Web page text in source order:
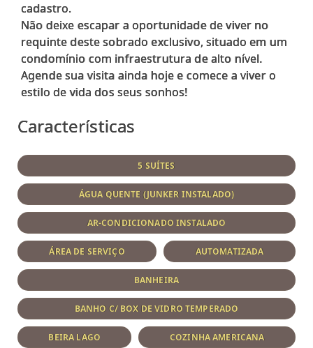
cadastro.
Não deixe escapar a oportunidade de viver no
requinte deste sobrado exclusivo, situado em um
condomínio com infraestrutura de alto nível.
Agende sua visita ainda hoje e comece a viver o
Características
5 SUÍTES
ÁGUA QUENTE (JUNKER INSTALADO)
AR-CONDICIONADO INSTALADO
ÁREA DE SERVIÇO AUTOMATIZADA
BANHEIRA
BANHO C/ BOX DE VIDRO TEMPERADO
BEIRA LAGO COZINHA AMERICANA